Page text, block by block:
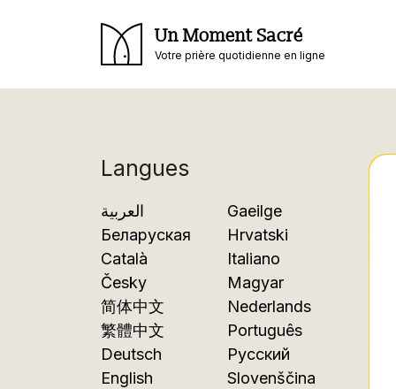
Un Moment Sacré
Votre prière quotidienne en ligne
Langues
العربية
Беларуская
Català
Česky
简体中文
繁體中文
Deutsch
English
Gaeilge
Hrvatski
Italiano
Magyar
Nederlands
Português
Русский
Slovenščina